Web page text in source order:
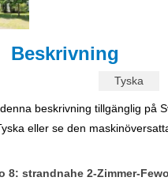
Beskrivning
Tyska
beskrivning tillgänglig på
eller se den
8: strandnahe 2-Zimmer-